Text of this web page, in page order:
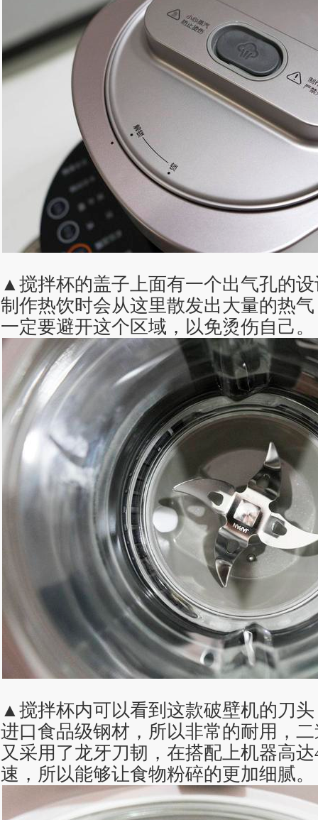
▲搅拌杯的盖子上面有一个出气孔的
制作热饮时会从这里散发出大量的热
一定要避开这个区域，以免烫伤自己。
▲搅拌杯内可以看到这款破壁机的刀
进口食品级钢材，所以非常的耐用，
又采用了龙牙刀韧，在搭配上机器高
速，所以能够让食物粉碎的更加细腻。